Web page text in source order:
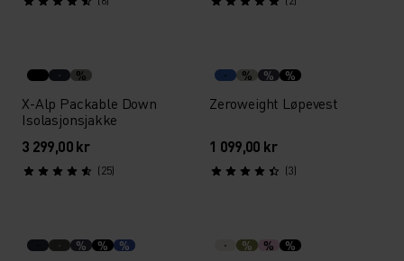
%
X-Alp Packable Down
Isolasjonsjakke
3 299,00 kr
(25)
% % %
Zeroweight Løpevest
1 099,00 kr
(3)
% % % % % %